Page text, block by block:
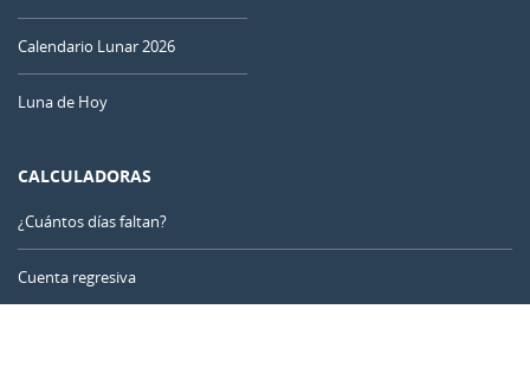
Calendario Lunar 2026
Luna de Hoy
CALCULADORAS
¿Cuántos días faltan?
Cuenta regresiva